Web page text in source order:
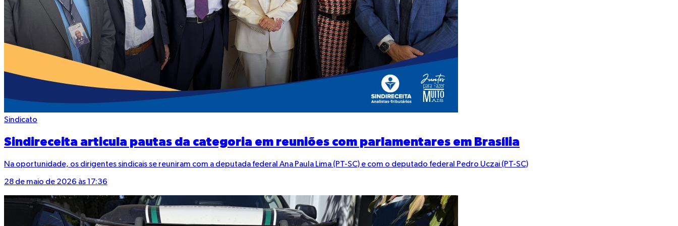
Sindicato
Sindireceita articula pautas da categoria em reuniões com parlamentares em Brasília
Na oportunidade, os dirigentes sindicais se reuniram com a deputada federal Ana Paula Lima (PT-SC) e com o deputado federal Pedro Uczai (PT-SC)
28 de maio de 2026 às 17:36